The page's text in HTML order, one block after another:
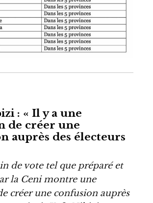
: « Il y a une
de créer une
auprès des électeurs
de vote tel que préparé et
la Ceni montre une
créer une confusion auprès